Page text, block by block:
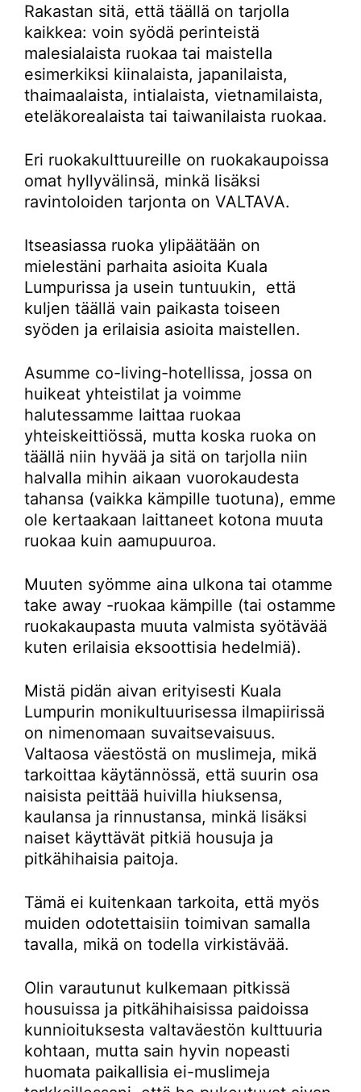
Rakastan sitä, että täällä on tarjolla
kaikkea: voin syödä perinteistä
malesialaista ruokaa tai maistella
esimerkiksi kiinalaista, japanilaista,
thaimaalaista, intialaista, vietnamilaista,
eteläkorealaista tai taiwanilaista ruokaa.
Eri ruokakulttuureille on ruokakaupoissa
omat hyllyvälinsä, minkä lisäksi
ravintoloiden tarjonta on VALTAVA.
Itseasiassa ruoka ylipäätään on
mielestäni parhaita asioita Kuala
Lumpurissa ja usein tuntuukin, että
kuljen täällä vain paikasta toiseen
syöden ja erilaisia asioita maistellen.
Asumme co-living-hotellissa, jossa on
huikeat yhteistilat ja voimme
halutessamme laittaa ruokaa
yhteiskeittiössä, mutta koska ruoka on
täällä niin hyvää ja sitä on tarjolla niin
halvalla mihin aikaan vuorokaudesta
tahansa (vaikka kämpille tuotuna), emme
ole kertaakaan laittaneet kotona muuta
ruokaa kuin aamupuuroa.
Muuten syömme aina ulkona tai otamme
take away -ruokaa kämpille (tai ostamme
ruokakaupasta muuta valmista syötävää
kuten erilaisia eksoottisia hedelmiä).
Mistä pidän aivan erityisesti Kuala
Lumpurin monikultuurisessa ilmapiirissä
on nimenomaan suvaitsevaisuus.
Valtaosa väestöstä on muslimeja, mikä
tarkoittaa käytännössä, että suurin osa
naisista peittää huivilla hiuksensa,
kaulansa ja rinnustansa, minkä lisäksi
naiset käyttävät pitkiä housuja ja
pitkähihaisia paitoja.
Tämä ei kuitenkaan tarkoita, että myös
muiden odotettaisiin toimivan samalla
tavalla, mikä on todella virkistävää.
Olin varautunut kulkemaan pitkissä
housuissa ja pitkähihaisissa paidoissa
kunnioituksesta valtaväestön kulttuuria
kohtaan, mutta sain hyvin nopeasti
huomata paikallisia ei-muslimeja